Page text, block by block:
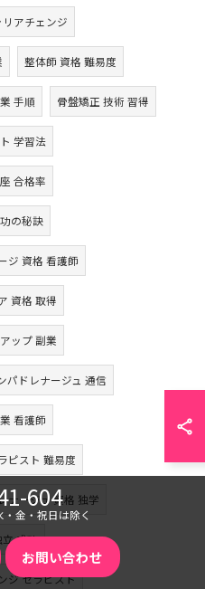
アチェンジ
整体師 資格 難易度
手順 骨盤矯正 技術 習得
学習法
合格率
の秘訣
ジ 資格 看護師
資格 取得
ップ 副業
パドレナージュ 通信
看護師
ピスト 難易度
ナージュ 資格 独学
成功
ジ セラピスト
604
金・祝日は除く
お問い合わせ